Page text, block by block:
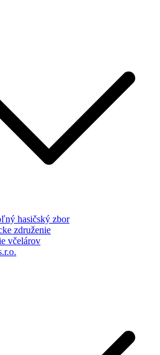
hasičský zbor
združenie
včelárov